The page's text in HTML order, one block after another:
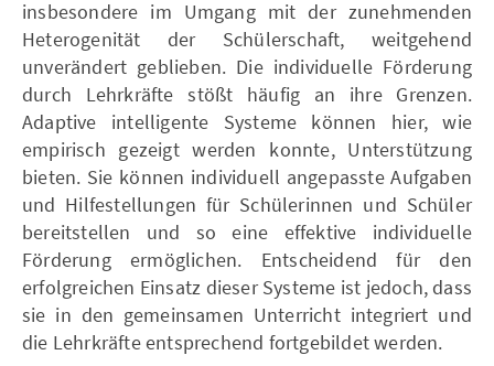
insbesondere im Umgang mit der zunehmenden
Heterogenität der Schülerschaft, weitgehend
unverändert geblieben. Die individuelle Förderung
durch Lehrkräfte stößt häufig an ihre Grenzen.
Adaptive intelligente Systeme können hier, wie
empirisch gezeigt werden konnte, Unterstützung
bieten. Sie können individuell angepasste Aufgaben
und Hilfestellungen für Schülerinnen und Schüler
bereitstellen und so eine effektive individuelle
Förderung ermöglichen. Entscheidend für den
erfolgreichen Einsatz dieser Systeme ist jedoch, dass
sie in den gemeinsamen Unterricht integriert und
die Lehrkräfte entsprechend fortgebildet werden.